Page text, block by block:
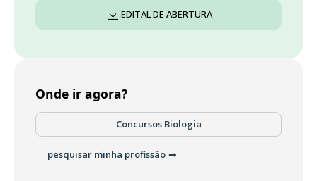
EDITAL DE ABERTURA
Onde ir agora?
Concursos Biologia
pesquisar minha profissão